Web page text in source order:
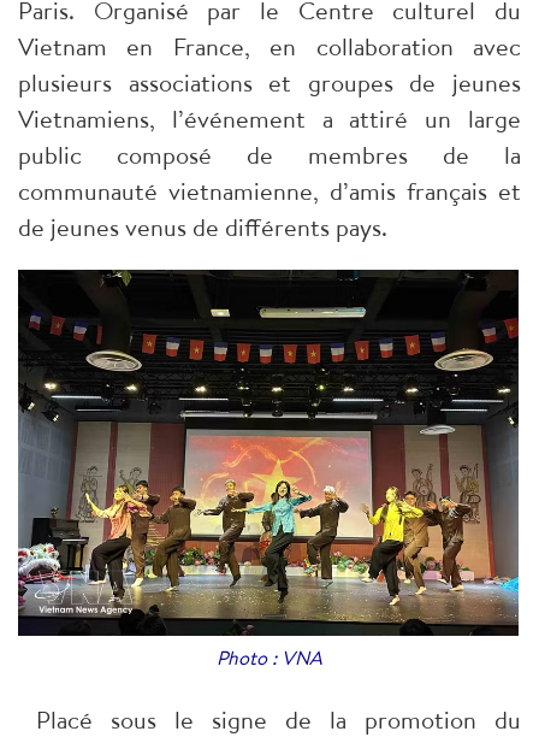
Paris. Organisé par le Centre culturel du
Vietnam en France, en collaboration avec
plusieurs associations et groupes de jeunes
Vietnamiens, l’événement a attiré un large
public composé de membres de la
communauté vietnamienne, d’amis français et
de jeunes venus de différents pays.
Photo : VNA
Placé sous le signe de la promotion du